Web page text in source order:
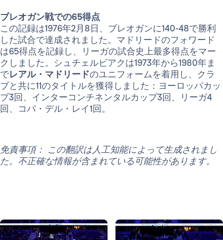
ブレオガン戦での65得点
この記録は1976年2月8日、ブレオガンに140-48で勝利
した試合で達成されました。マドリードのフォワード
は65得点を記録し、リーガの試合史上最多得点をマー
クしました。シュチェルビアクは1973年から1980年ま
でレアル・マドリードのユニフォームを着用し、クラ
ブと共に11のタイトルを獲得しました：ヨーロッパカッ
プ3回、インターコンチネンタルカップ3回、リーガ4
回、コパ・デル・レイ1回。
免責事項： この翻訳は人工知能によって生成されまし
た。不正確な情報が含まれている可能性があります。